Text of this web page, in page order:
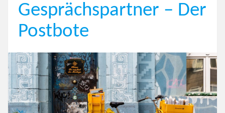
Gesprächspartner – Der
Postbote